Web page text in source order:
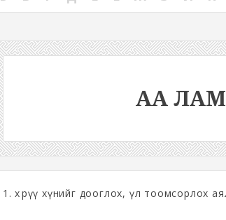
АА
1. хөөрүү хүнийг дооглох, үл тоомсорлох